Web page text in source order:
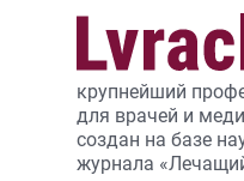
крупнейший
для врачей и
создан на базе
журнала